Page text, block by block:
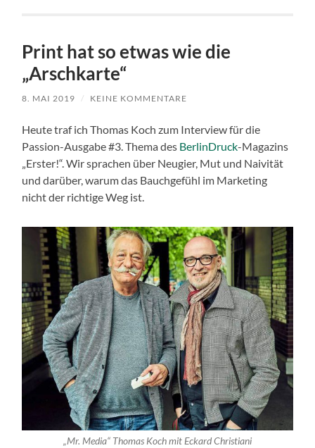
Print hat so etwas wie die
„Arschkarte“
8. MAI 2019 / KEINE KOMMENTARE
Heute traf ich Thomas Koch zum Interview für die
Passion-Ausgabe #3. Thema des BerlinDruck-Magazins
„Erster!“. Wir sprachen über Neugier, Mut und Naivität
und darüber, warum das Bauchgefühl im Marketing
nicht der richtige Weg ist.
„Mr. Media“ Thomas Koch mit Eckard Christiani